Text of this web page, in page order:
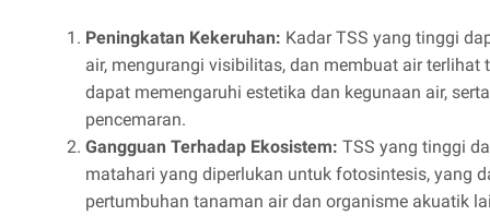
Peningkatan Kekeruhan: Kadar TSS yang tinggi
air, mengurangi visibilitas, dan membuat air terlihat
dapat memengaruhi estetika dan kegunaan air,
pencemaran.
Gangguan Terhadap Ekosistem: TSS yang tinggi
matahari yang diperlukan untuk fotosintesis, yang
pertumbuhan tanaman air dan organisme akuatik